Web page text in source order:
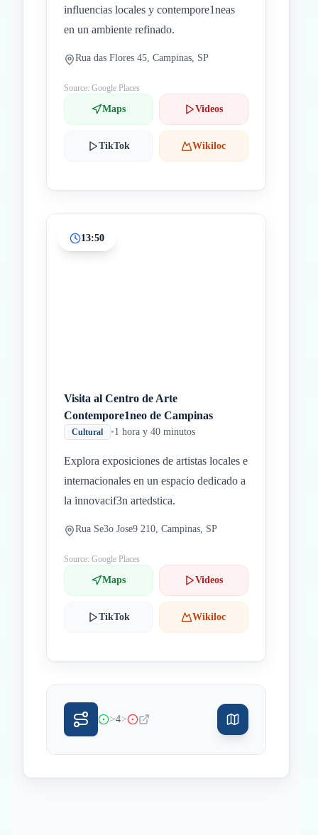
influencias locales y contempore1neas
en un ambiente refinado.
Rua das Flores 45, Campinas, SP
Source: Google Places
Maps Videos
TikTok Wikiloc
13:50
Visita al Centro de Arte
Contempore1neo de Campinas
Cultural •1 hora y 40 minutos
Explora exposiciones de artistas locales e
internacionales en un espacio dedicado a
la innovacif3n artedstica.
Rua Se3o Jose9 210, Campinas, SP
Source: Google Places
Maps Videos
TikTok Wikiloc
>4>